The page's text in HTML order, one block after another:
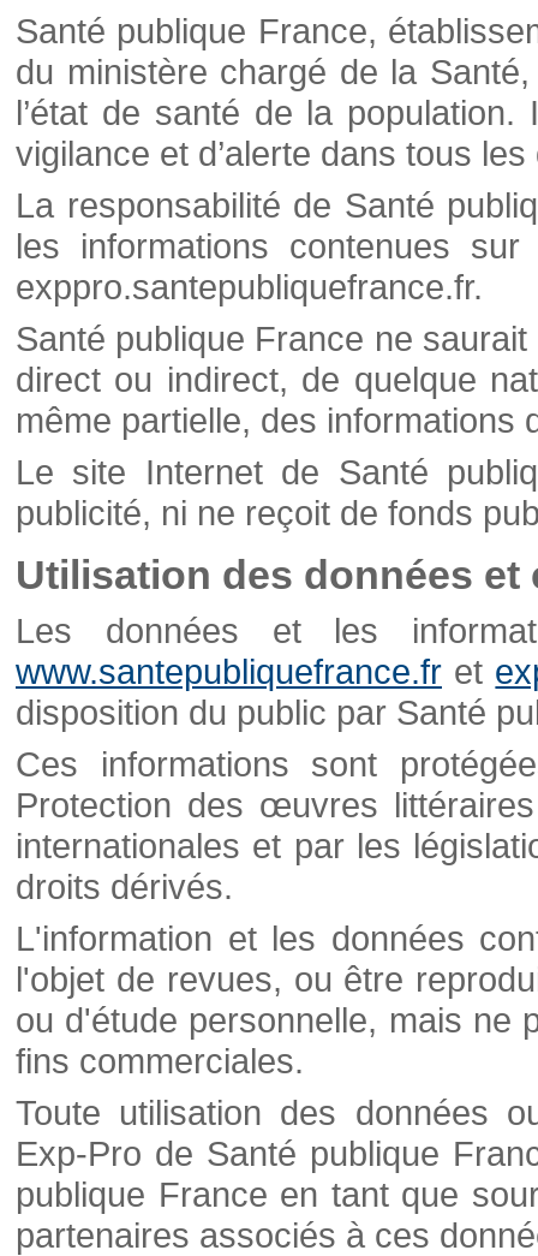
Santé publique France,
du ministère chargé de la
l’état de santé de la
vigilance et d’alerte dans tous
La responsabilité de Santé
les informations contenues
exppro.santepubliquefrance.fr.
Santé publique France ne
direct ou indirect, de quelque
même partielle, des informations
Le site Internet de Santé
publicité, ni ne reçoit de fonds
Utilisation des données et
Les données et les
www.santepubliquefrance.fr et
disposition du public par Santé
Ces informations sont
Protection des œuvres
internationales et par les
droits dérivés.
L'information et les données
l'objet de revues, ou être
ou d'étude personnelle, mais ne
fins commerciales.
Toute utilisation des données
Exp-Pro de Santé publique
publique France en tant que
partenaires associés à ces